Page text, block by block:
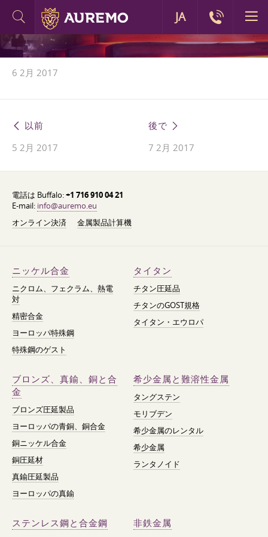
6 2月 2017
以前
5 2月 2017
後で
7 2月 2017
電話は Buffalo:+1 716 910 04 21
E-mail: info@auremo.eu
オンライン決済
金属製品計算機
ニッケル合金
ニクロム、フェクラム、熱電
対
精密合金
ヨーロッパ特殊鋼
特殊鋼のゲスト
タイタン
チタン圧延品
チタンのGOST規格
タイタン・エウロパ
ブロンズ、真鍮、銅と合
金
ブロンズ圧延製品
ヨーロッパの青銅、銅合金
銅ニッケル合金
銅圧延材
真鍮圧延製品
ヨーロッパの真鍮
希少金属と難溶性金属
タングステン
モリブデン
希少金属のレンタル
希少金属
ランタノイド
ステンレス鋼と合金鋼 非鉄金属
JA